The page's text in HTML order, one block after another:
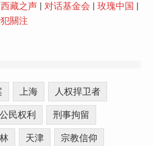
西藏之声| 对话基金会 玫瑰中国
關注
上海 人权捍卫者
公民权利 刑事拘留
天津 宗教信仰